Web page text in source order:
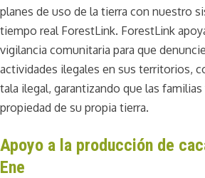
planes de uso de la tierra con nuestro
tiempo real ForestLink. ForestLink
vigilancia comunitaria para que
actividades ilegales en sus territorios,
tala ilegal, garantizando que las
propiedad de su propia tierra.
Apoyo a la producción de
Ene